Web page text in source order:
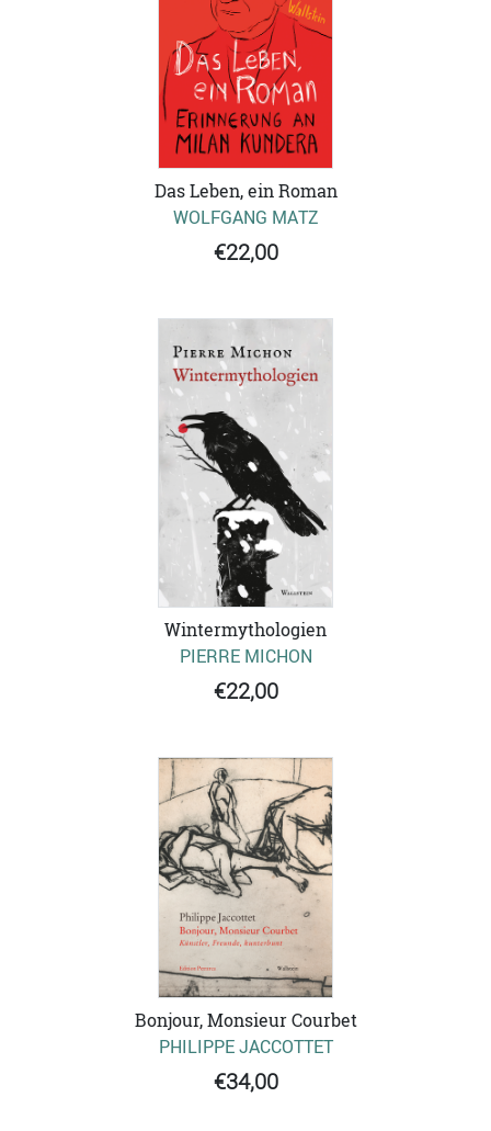
Das Leben, ein Roman
WOLFGANG MATZ
€22,00
Wintermythologien
PIERRE MICHON
€22,00
Bonjour, Monsieur Courbet
PHILIPPE JACCOTTET
€34,00